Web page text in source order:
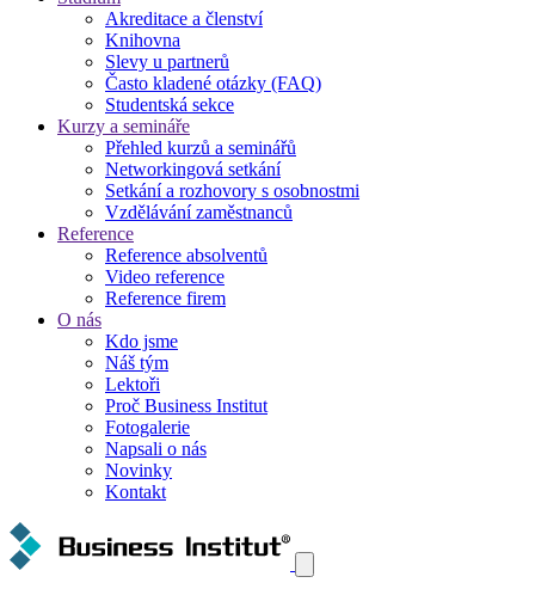
Akreditace a členství
Knihovna
Slevy u partnerů
Často kladené otázky (FAQ)
Studentská sekce
Kurzy a semináře
Přehled kurzů a seminářů
Networkingová setkání
Setkání a rozhovory s osobnostmi
Vzdělávání zaměstnanců
Reference
Reference absolventů
Video reference
Reference firem
O nás
Kdo jsme
Náš tým
Lektoři
Proč Business Institut
Fotogalerie
Napsali o nás
Novinky
Kontakt